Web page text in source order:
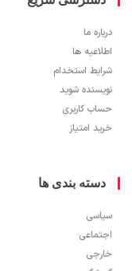
ها
استخدام
شوید
کاربری
امتیاز
بندی ها